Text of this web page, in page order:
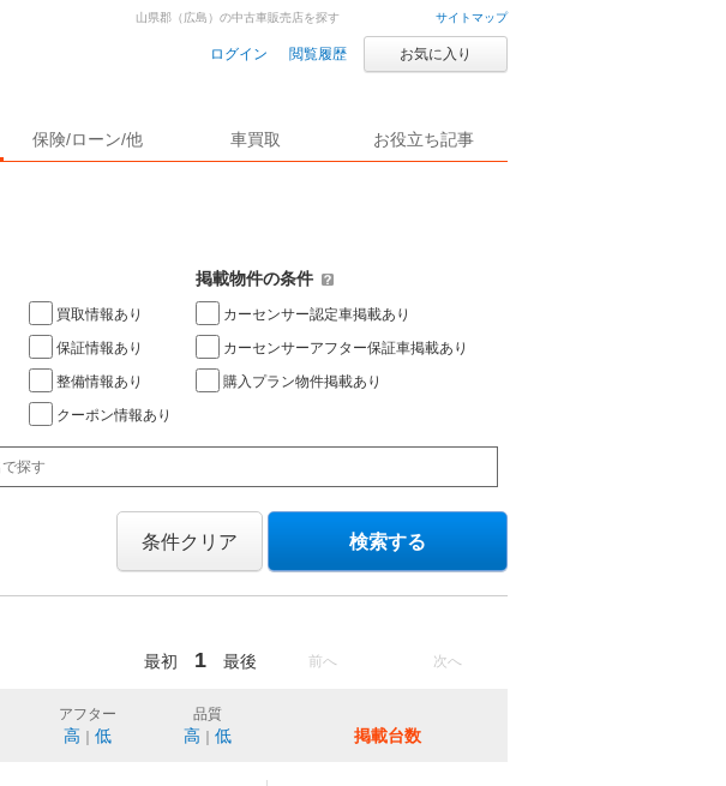
サイトマップ
ログイン 閲覧履歴 お気に入り
保険/ローン/他 車買取 お役立ち記事
山県郡（広島）の中古車販売店を探す
買取情報あり
保証情報あり
整備情報あり
クーポン情報あり
掲載物件の条件
カーセンサー認定車掲載あり
カーセンサーアフター保証車掲載あり
購入プラン物件掲載あり
条件クリア 検索する
前へ 次へ
最初 1 最後
アフター
高 低
品質
高 低 掲載台数